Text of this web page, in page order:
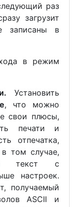
раз
загрузит
записаны в
в режим
Установить
, что можно
свои плюсы,
печати и
отпечатка,
том случае,
текст с
настроек.
получаемый
ASCII и